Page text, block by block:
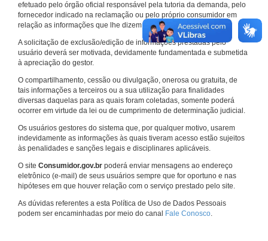
efetuado pelo órgão oficial responsável pela tutoria da demanda, pelo
fornecedor indicado na reclamação ou pelo próprio consumidor em
relação as informações que lhe dizem respeito.
A solicitação de exclusão/edição de informações prestadas pelo
usuário deverá ser motivada, devidamente fundamentada e submetida
à apreciação do gestor.
O compartilhamento, cessão ou divulgação, onerosa ou gratuita, de
tais informações a terceiros ou a sua utilização para finalidades
diversas daquelas para as quais foram coletadas, somente poderá
ocorrer em virtude da lei ou de cumprimento de determinação judicial.
Os usuários gestores do sistema que, por qualquer motivo, usarem
indevidamente as informações às quais tiveram acesso estão sujeitos
às penalidades e sanções legais e disciplinares aplicáveis.
O site Consumidor.gov.br poderá enviar mensagens ao endereço
eletrônico (e-mail) de seus usuários sempre que for oportuno e nas
hipóteses em que houver relação com o serviço prestado pelo site.
As dúvidas referentes a esta Política de Uso de Dados Pessoais
podem ser encaminhadas por meio do canal Fale Conosco.